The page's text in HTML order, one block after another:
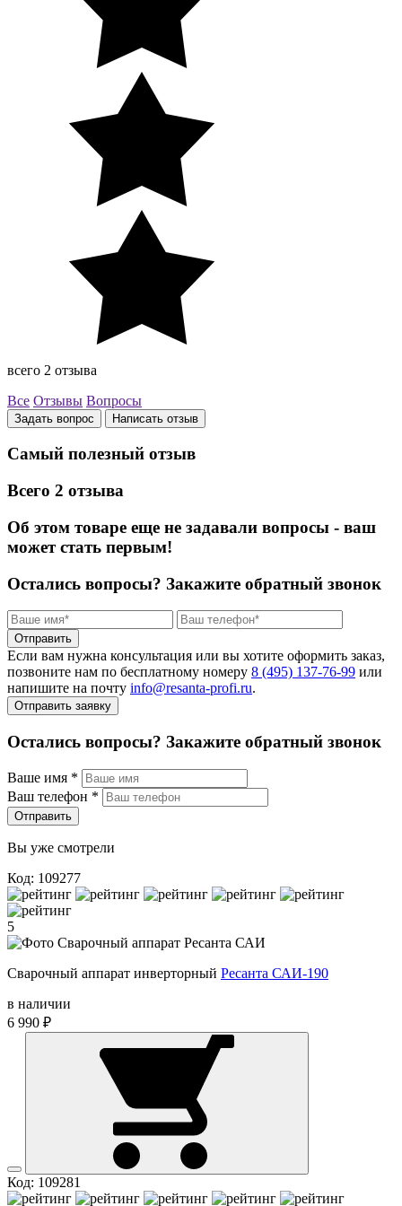
всего 2 отзыва
Все Отзывы Вопросы
Задать вопрос Написать отзыв
Самый полезный отзыв
Всего 2 отзыва
Об этом товаре еще не задавали вопросы - ваш
может стать первым!
Остались вопросы? Закажите обратный звонок
Отправить
Если вам нужна консультация или вы хотите оформить заказ,
позвоните нам по бесплатному номеру 8 (495) 137‑76‑99 или
напишите на почту info@resanta‑profi.ru.
Отправить заявку
Остались вопросы? Закажите обратный звонок
Ваше имя *
Ваш телефон *
Отправить
Вы уже смотрели
Код: 109277
5
Сварочный аппарат инверторный Ресанта САИ-190
в наличии
6 990 ₽
Код: 109281